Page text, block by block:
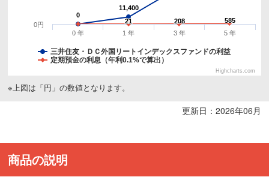
0
0
11,400
11,400
21
21 208
208 585
585
三井住友・ＤＣ外国リートインデックスファンドの利益
定期預金の利息（年利0.1%で算出）
0 年 1 年 3 年 5 年
0円
Highcharts.com
※上図は「円」の数値となります。
更新日：2026年06月
商品の説明